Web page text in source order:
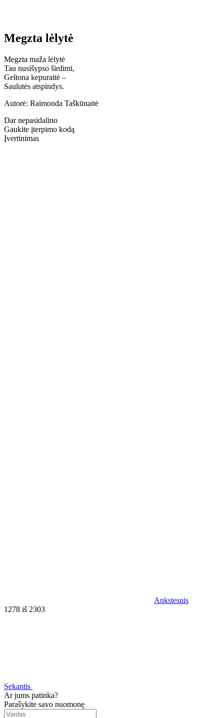
Megzta lėlytė
Megzta maža lėlytė
Tau nusišypso širdimi,
Geltona kepuraitė –
Saulutės atspindys.
Autorė: Raimonda Taškūnaitė
Dar nepasidalino
Gaukite įterpimo kodą
Įvertinimas
Ankstesnis
1278 iš 2303
Sekantis
Ar jums patinka?
Parašykite savo nuomonę